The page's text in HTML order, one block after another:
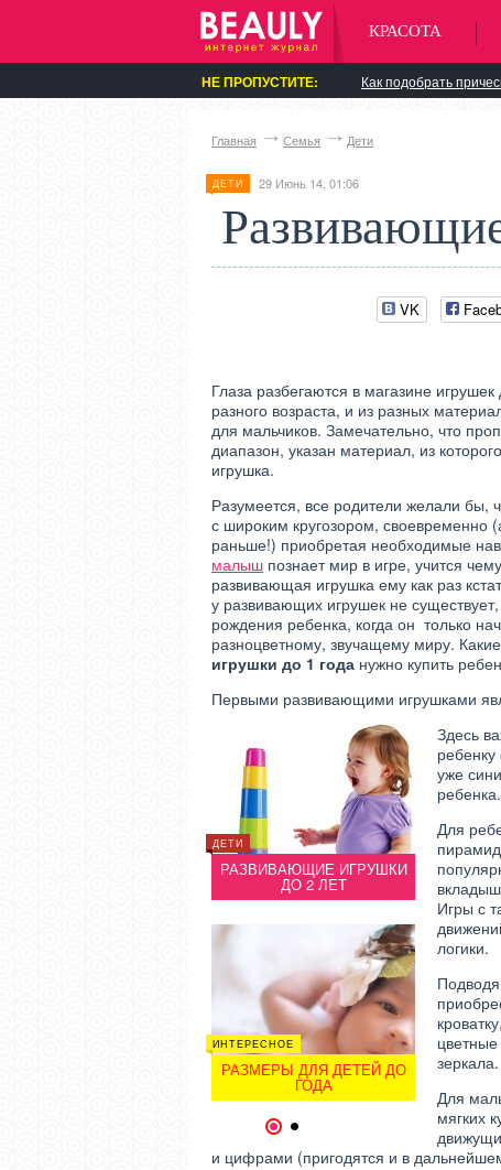
КРАСОТА
НЕ ПРОПУСТИТЕ: Как подобрать
Главная Семья Дети
ДЕТИ 29 Июнь 14, 01:06
VK
Глаза разбегаются в магазине
разного возраста, и из разных
для мальчиков. Замечательно, что
диапазон, указан материал, из
игрушка.
Разумеется, все родители желали бы,
с широким кругозором, своевременно
раньше!) приобретая необходимые
малыш познает мир в игре, учится
развивающая игрушка ему как раз
у развивающих игрушек не
рождения ребенка, когда он только
разноцветному, звучащему миру.
игрушки до 1 года нужно купить
Первыми развивающими игрушками
ДЕТИ
РАЗВИВАЮЩИЕ ИГРУШКИ
ДО 2 ЛЕТ
ИНТЕРЕСНОЕ
РАЗМЕРЫ ДЛЯ ДЕТЕЙ ДО
ГОДА
ДЕТИ
Здесь
уже
ребенка.
Для
Игры с
логики.
зеркала.
Для
мягких
и цифрами (пригодятся и в